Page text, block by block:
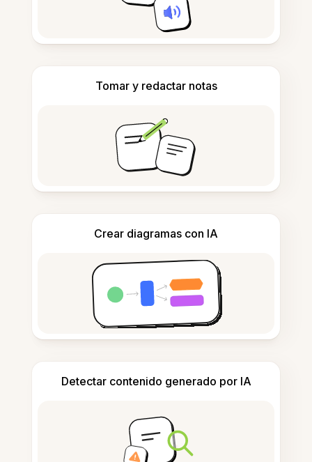
Tomar y redactar notas
Crear diagramas con IA
Detectar contenido generado por IA